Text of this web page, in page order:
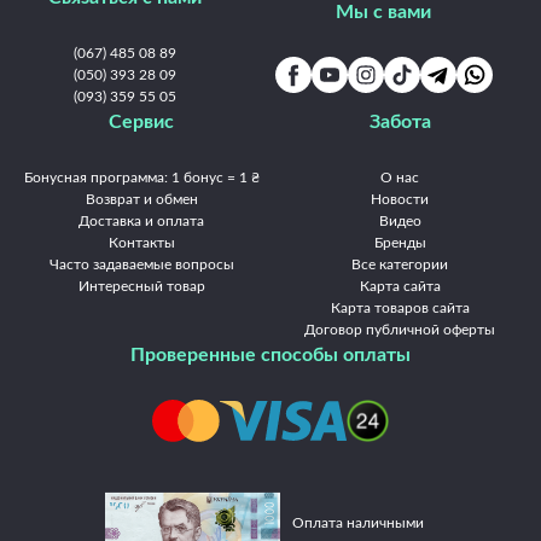
(067) 485 08 89
(050) 393 28 09
(093) 359 55 05
Мы с вами
Сервис
Бонусная программа: 1 бонус = 1 ₴
Возврат и обмен
Доставка и оплата
Контакты
Часто задаваемые вопросы
Интересный товар
Забота
О нас
Новости
Видео
Бренды
Все категории
Карта сайта
Карта товаров сайта
Договор публичной оферты
Проверенные способы оплаты
Оплата наличными